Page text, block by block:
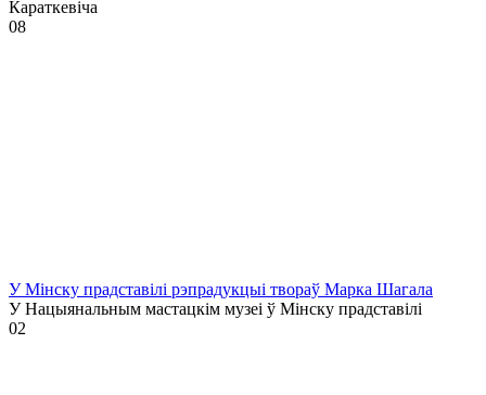
Караткевіча
08
У Мінску прадставілі рэпрадукцыі твораў Марка Шагала
У Нацыянальным мастацкім музеі ў Мінску прадставілі
02